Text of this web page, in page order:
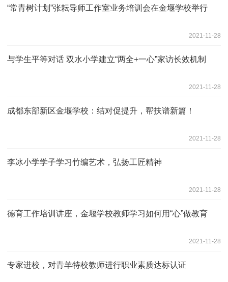
“常青树计划”张耘导师工作室业务培训会在金堰学校举行
2021-11-28
与学生平等对话 双水小学建立“两全+一心”家访长效机制
2021-11-28
成都东部新区金堰学校：结对促提升，帮扶谱新篇！
2021-11-28
李冰小学学子学习竹编艺术，弘扬工匠精神
2021-11-28
德育工作培训讲座，金堰学校教师学习如何用“心”做教育
2021-11-28
专家进校，对青羊特校教师进行职业素质达标认证